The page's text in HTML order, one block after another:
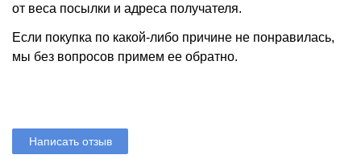
от веса посылки и адреса получателя.
Если покупка по какой-либо причине не понравилась,
мы без вопросов примем ее обратно.
Написать отзыв